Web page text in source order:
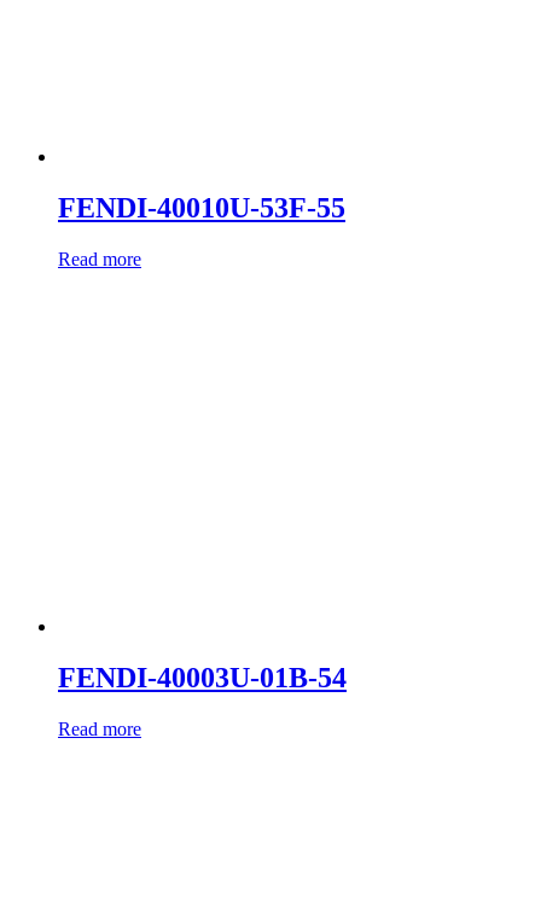
FENDI-40010U-53F-55
Read more
FENDI-40003U-01B-54
Read more